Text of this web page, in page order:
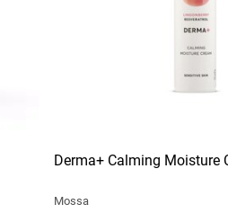
Derma+ Calming Moisture
Mossa